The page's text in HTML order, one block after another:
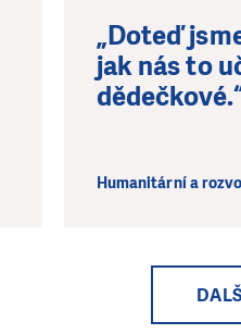
„Doteď
jak nás to
Humanitární a